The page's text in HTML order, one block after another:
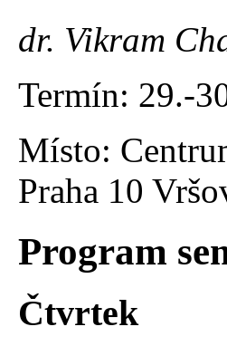
dr. Vikram
Termín: 29.-
Místo:
Praha 10
Program
Čtvrtek